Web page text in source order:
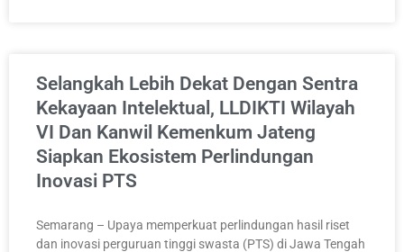
Selangkah Lebih Dekat Dengan Sentra
Kekayaan Intelektual, LLDIKTI Wilayah
VI Dan Kanwil Kemenkum Jateng
Siapkan Ekosistem Perlindungan
Inovasi PTS
Semarang – Upaya memperkuat perlindungan hasil riset
dan inovasi perguruan tinggi swasta (PTS) di Jawa Tengah